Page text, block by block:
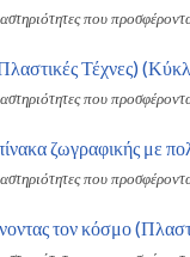
που
Τέχνες)
που
ζωγραφικής με
που
τον κόσμο